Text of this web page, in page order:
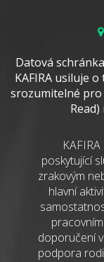
Datová schránka:
KAFIRA usiluje
srozumitelné pro
poskytující
zrakovým
hlavní
doporučení
podpora